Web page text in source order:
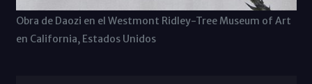
Obra de Daozi en el Westmont Ridley-Tree Museum of Art
en California, Estados Unidos